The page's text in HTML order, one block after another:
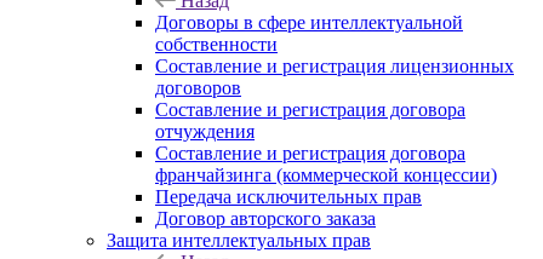
Договоры в сфере интеллектуальной
собственности
Составление и регистрация лицензионных
договоров
Составление и регистрация договора
отчуждения
Составление и регистрация договора
франчайзинга (коммерческой концессии)
Передача исключительных прав
Договор авторского заказа
Защита интеллектуальных прав